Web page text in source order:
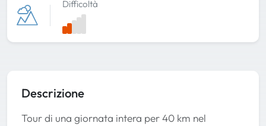
Difficoltà
Descrizione
Tour di una giornata intera per 40 km nel